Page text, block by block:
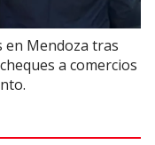
Mendoza tras
a comercios